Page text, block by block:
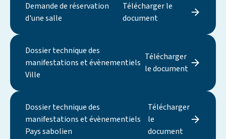
Demande de réservation
d'une salle
Télécharger le
document
Dossier technique des
manifestations et évènementiels
Ville
Télécharger
le document
Dossier technique des
manifestations et évènementiels
Pays sabolien
Télécharger
le
document